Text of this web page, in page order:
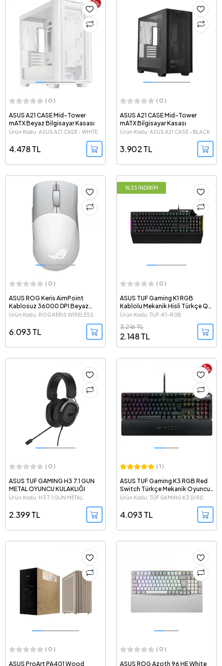
( 0 )
ASUS A21 CASE Mid-Tower
mATX Beyaz Bilgisayar Kasası
Ürün Kodu: ASUS A21 CASE - WHITE
4.478 TL
( 0 )
ASUS A21 CASE Mid-Tower
mATX Bilgisayar Kasası
Ürün Kodu: ASUS A21 CASE - BLACK
3.902 TL
( 0 )
ASUS ROG Keris AimPoint
Kablosuz 36000 DPI Beyaz
Gaming Mouse
Ürün Kodu: ROG KERIS WIRELESS
6.093 TL
%33 İNDİRİM
( 0 )
ASUS TUF Gaming K1 RGB
Kablolu Mekanik Hisli Türkçe Q
Oyuncu Klavyesi
Ürün Kodu: TUF-K1-RGB
2.148 TL
3.216 TL
( 0 )
ASUS TUF GAMING H3 7.1 GUN
METAL OYUNCU KULAKLIĞI
Ürün Kodu: H3 7.1 GUN METAL
2.399 TL
( 1 )
ASUS TUF Gaming K3 RGB Red
Switch Türkçe Mekanik Oyuncu
Klavyesi
Ürün Kodu: TUF GAMING K3 D/RD
4.093 TL
( 0 )
ASUS ProArt PA401 Wood
( 0 )
ASUS ROG Azoth 96 HE White